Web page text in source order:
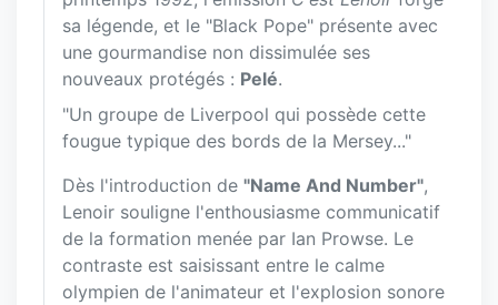
sa légende, et le "Black Pope" présente avec
une gourmandise non dissimulée ses
nouveaux protégés : Pelé.
"Un groupe de Liverpool qui possède cette
fougue typique des bords de la Mersey..."
Dès l'introduction de "Name And Number",
Lenoir souligne l'enthousiasme communicatif
de la formation menée par Ian Prowse. Le
contraste est saisissant entre le calme
olympien de l'animateur et l'explosion sonore